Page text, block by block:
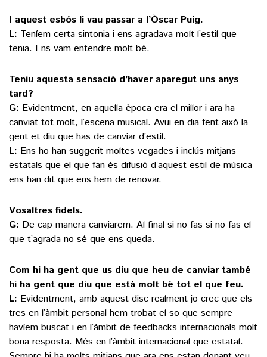
I aquest esbós li vau passar a l’Òscar Puig.
L: Teníem certa sintonia i ens agradava molt l’estil que
tenia. Ens vam entendre molt bé.
Teniu aquesta sensació d’haver aparegut uns anys
tard?
G: Evidentment, en aquella època era el millor i ara ha
canviat tot molt, l’escena musical. Avui en dia fent això la
gent et diu que has de canviar d’estil.
L: Ens ho han suggerit moltes vegades i inclús mitjans
estatals que el que fan és difusió d’aquest estil de música
ens han dit que ens hem de renovar.
Vosaltres fidels.
G: De cap manera canviarem. Al final si no fas si no fas el
que t’agrada no sé que ens queda.
Com hi ha gent que us diu que heu de canviar també
hi ha gent que diu que està molt bé tot el que feu.
L: Evidentment, amb aquest disc realment jo crec que els
tres en l’àmbit personal hem trobat el so que sempre
havíem buscat i en l’àmbit de feedbacks internacionals molt
bona resposta. Més en l’àmbit internacional que estatal.